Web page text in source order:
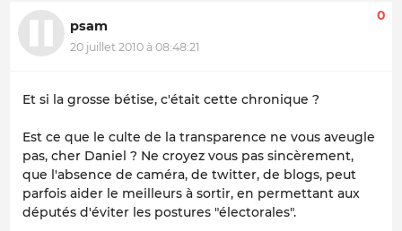
psam
20 juillet 2010 à 08:48:21
0
Et si la grosse bétise, c'était cette chronique ?
Est ce que le culte de la transparence ne vous aveugle
pas, cher Daniel ? Ne croyez vous pas sincèrement,
que l'absence de caméra, de twitter, de blogs, peut
parfois aider le meilleurs à sortir, en permettant aux
députés d'éviter les postures "électorales".